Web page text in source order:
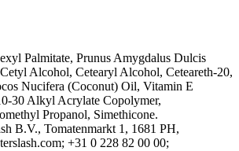
Palmitate, Prunus Amygdalus Dulcis
Alcohol, Cetearyl Alcohol, Ceteareth-20,
Nucifera (Coconut) Oil, Vitamin E
30 Alkyl Acrylate Copolymer,
Propanol, Simethicone.
B.V., Tomatenmarkt 1 , 1681 PH,
+31 0 228 82 00 00;